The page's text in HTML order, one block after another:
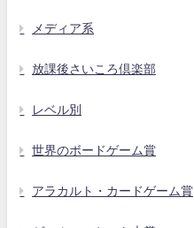
メディア系
放課後さいころ倶楽部
レベル別
世界のボードゲーム賞
アラカルト・カードゲーム賞